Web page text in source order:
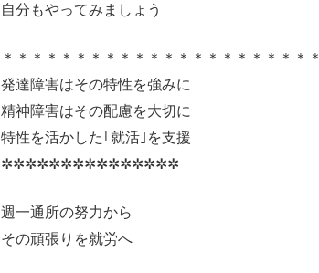
自分もやってみましょう
＊＊＊＊＊＊＊＊＊＊＊＊＊＊＊＊＊＊＊＊＊＊
発達障害はその特性を強みに
精神障害はその配慮を大切に
特性を活かした｢就活｣を支援
✲✲✲✲✲✲✲✲✲✲✲✲✲✲✲
週一通所の努力から
その頑張りを就労へ